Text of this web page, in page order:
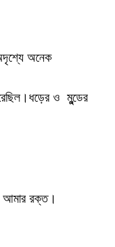
অনেক
ও মুন্ডের
আমার রক্ত।